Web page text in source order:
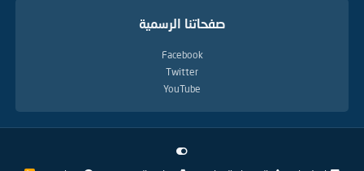
صفحاتنا الرسمية
Facebook
Twitter
YouTube